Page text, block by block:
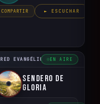
COMPARTIR ► ESCUCHAR
RED EVANGÉLICO DEL PARAGUAY
EN AIRE
Sendero de
Gloria